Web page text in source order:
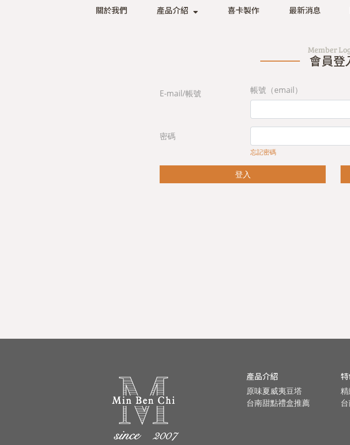
關於我們 產品介紹 喜卡製作 最新消息
Member
會員登
E-mail/帳號 帳號（email）
密碼
忘記密碼
登入
產品介紹
原味夏威夷豆塔
台南甜點禮盒推薦